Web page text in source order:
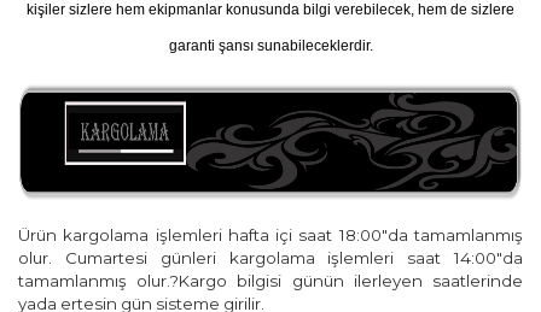
kişiler sizlere hem ekipmanlar konusunda bilgi verebilecek, hem de sizlere
garanti şansı sunabileceklerdir.
Ürün kargolama işlemleri hafta içi saat 18:00"da tamamlanmış
olur. Cumartesi günleri kargolama işlemleri saat 14:00"da
tamamlanmış olur.?Kargo bilgisi günün ilerleyen saatlerinde
yada ertesin gün sisteme girilir.